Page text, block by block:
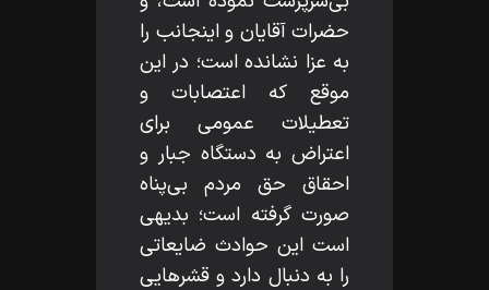
حضرات آقايان و اينجانب را
به عزا نشانده است؛ در اين
موقع كه اعتصابات و
تعطيلات عمومى براى
اعتراض به دستگاه جبار و
احقاق حق مردم بى‌پناه
صورت گرفته است؛ بديهى
است اين حوادث ضايعاتى
را به دنبال دارد و قشرهايى